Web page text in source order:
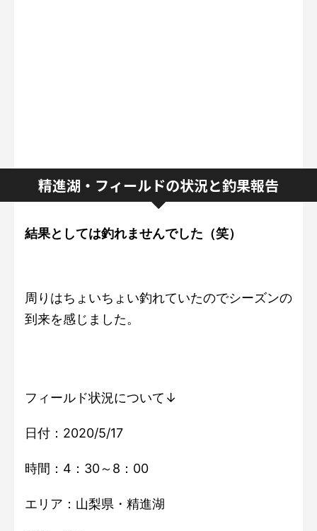
精進湖・フィールドの状況と釣果報告
結果としては釣れませんでした（笑）
周りはちょいちょい釣れていたのでシーズンの
到来を感じました。
フィールド状況について↓
日付：2020/5/17
時間：4：30～8：00
エリア：山梨県・精進湖